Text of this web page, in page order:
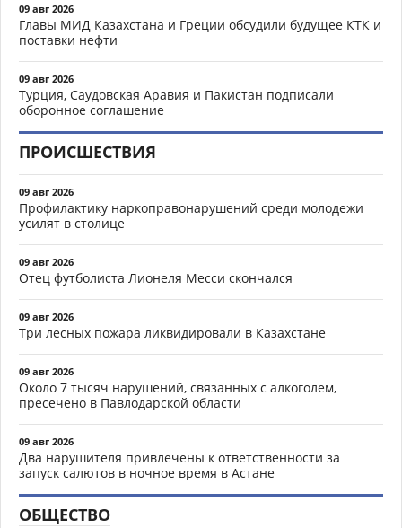
09 авг 2026
Главы МИД Казахстана и Греции обсудили будущее КТК и
поставки нефти
09 авг 2026
Турция, Саудовская Аравия и Пакистан подписали
оборонное соглашение
ПРОИСШЕСТВИЯ
09 авг 2026
Профилактику наркоправонарушений среди молодежи
усилят в столице
09 авг 2026
Отец футболиста Лионеля Месси скончался
09 авг 2026
Три лесных пожара ликвидировали в Казахстане
09 авг 2026
Около 7 тысяч нарушений, связанных с алкоголем,
пресечено в Павлодарской области
09 авг 2026
Два нарушителя привлечены к ответственности за
запуск салютов в ночное время в Астане
ОБЩЕСТВО